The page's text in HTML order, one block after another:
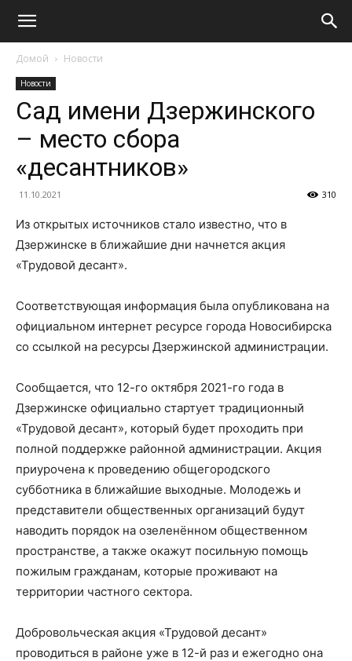
Домой Новости
Новости
Сад имени Дзержинского
– место сбора
«десантников»
11.10.2021 310
Из открытых источников стало известно, что в
Дзержинске в ближайшие дни начнется акция
«Трудовой десант».
Соответствующая информация была опубликована на
официальном интернет ресурсе города Новосибирска
со ссылкой на ресурсы Дзержинской администрации.
Сообщается, что 12-го октября 2021-го года в
Дзержинске официально стартует традиционный
«Трудовой десант», который будет проходить при
полной поддержке районной администрации. Акция
приурочена к проведению общегородского
субботника в ближайшие выходные. Молодежь и
представители общественных организаций будут
наводить порядок на озеленённом общественном
пространстве, а также окажут посильную помощь
пожилым гражданам, которые проживают на
территории частного сектора.
Добровольческая акция «Трудовой десант»
проводиться в районе уже в 12-й раз и ежегодно она